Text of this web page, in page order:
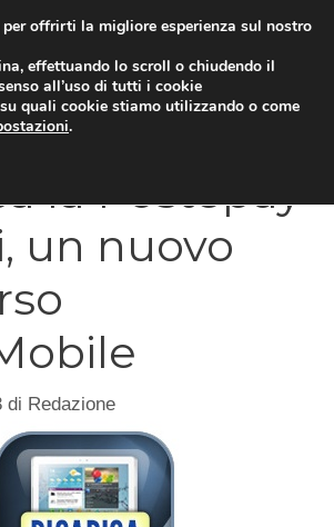
la Postepay
un nuovo
di Redazione
offrirti la migliore esperienza sul nostro
effettuando lo scroll o chiudendo il
all’uso di tutti i cookie
quali cookie stiamo utilizzando o come
.